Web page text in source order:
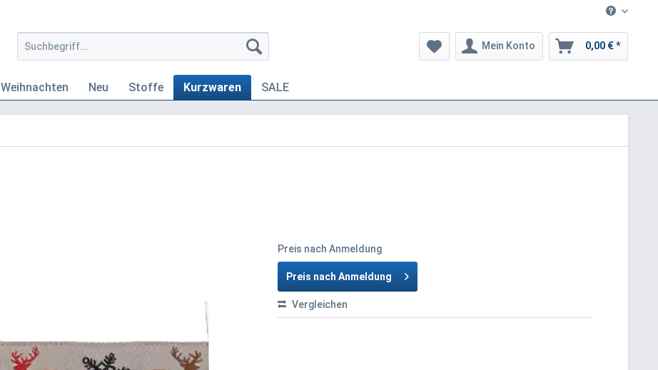
Mein Konto 0,00 € *
Weihnachten Neu Stoffe Kurzwaren SALE
Preis nach Anmeldung
Preis nach Anmeldung
Vergleichen